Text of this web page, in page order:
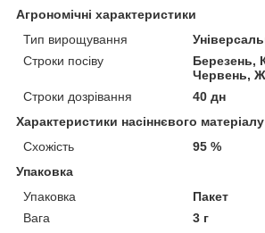
Агрономічні характеристики
Тип вирощування
Строки посіву
Березень,
Червень,
Строки дозрівання
40 дн
Характеристики насіннєвого матеріалу
Схожість
95 %
Упаковка
Упаковка
Пакет
Вага
3 г